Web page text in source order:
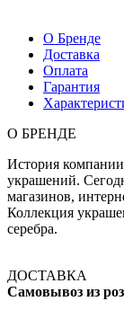
О Бренде
Доставка
Оплата
Гарантия
О БРЕНДЕ
История
украшений.
магазинов,
Коллекция
серебра.
ДОСТАВКА
Самовывоз из